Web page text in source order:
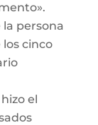
persona
cinco
el